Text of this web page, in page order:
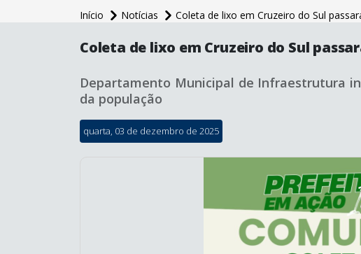
Início Notícias
Coleta de lixo em Cruzeiro do Sul
Coleta de lixo em Cruzeiro do Sul
Departamento Municipal de Infraestrutura
da população
quarta, 03 de dezembro de 2025